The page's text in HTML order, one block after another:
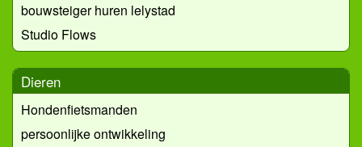
bouwsteiger huren lelystad
Studio Flows
Dieren
Hondenfietsmanden
persoonlijke ontwikkeling